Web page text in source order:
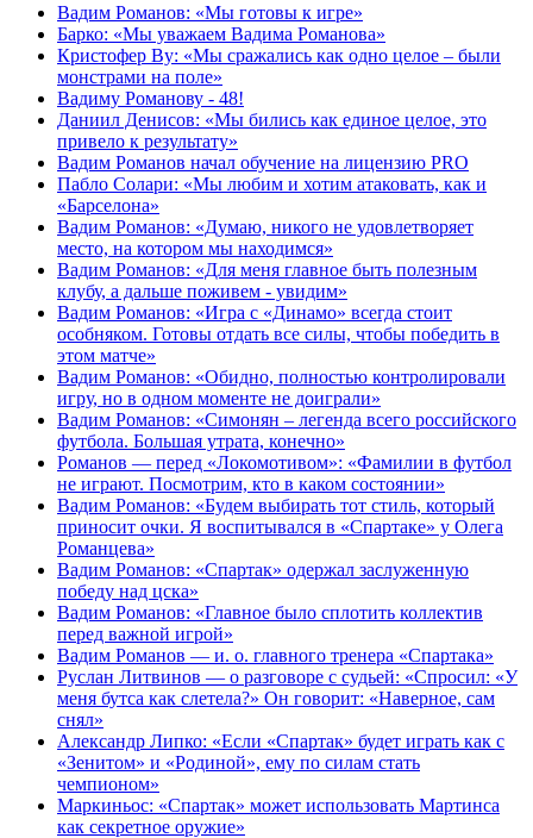
Вадим Романов: «Мы готовы к игре»
Барко: «Мы уважаем Вадима Романова»
Кристофер Ву: «Мы сражались как одно целое – были
монстрами на поле»
Вадиму Романову - 48!
Даниил Денисов: «Мы бились как единое целое, это
привело к результату»
Вадим Романов начал обучение на лицензию PRO
Пабло Солари: «Мы любим и хотим атаковать, как и
«Барселона»
Вадим Романов: «Думаю, никого не удовлетворяет
место, на котором мы находимся»
Вадим Романов: «Для меня главное быть полезным
клубу, а дальше поживем - увидим»
Вадим Романов: «Игра с «Динамо» всегда стоит
особняком. Готовы отдать все силы, чтобы победить в
этом матче»
Вадим Романов: «Обидно, полностью контролировали
игру, но в одном моменте не доиграли»
Вадим Романов: «Симонян – легенда всего российского
футбола. Большая утрата, конечно»
Романов — перед «Локомотивом»: «Фамилии в футбол
не играют. Посмотрим, кто в каком состоянии»
Вадим Романов: «Будем выбирать тот стиль, который
приносит очки. Я воспитывался в «Спартаке» у Олега
Романцева»
Вадим Романов: «Спартак» одержал заслуженную
победу над цска»
Вадим Романов: «Главное было сплотить коллектив
перед важной игрой»
Вадим Романов — и. о. главного тренера «Спартака»
Руслан Литвинов — о разговоре с судьей: «Спросил: «У
меня бутса как слетела?» Он говорит: «Наверное, сам
снял»
Александр Липко: «Если «Спартак» будет играть как с
«Зенитом» и «Родиной», ему по силам стать
чемпионом»
Маркиньос: «Спартак» может использовать Мартинса
как секретное оружие»